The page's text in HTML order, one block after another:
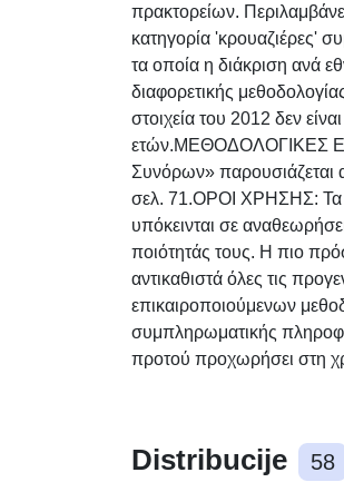
πρακτορείων.
κατηγορία 'κρουαζιέρες'
τα οποία η διάκριση ανά
διαφορετικής
στοιχεία του 2012 δεν
ετών.ΜΕΘΟΔΟΛΟΓΙΚΕΣ
Συνόρων» παρουσιάζεται
σελ. 71.ΟΡΟΙ ΧΡΗΣΗΣ: Τα
υπόκεινται σε
ποιότητάς τους. Η πιο
αντικαθιστά όλες τις
επικαιροποιούμενων
συμπληρωματικής
προτού προχωρήσει στη
Distribucije 58